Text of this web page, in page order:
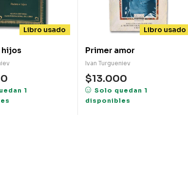
Libro usado
hijos
1
Libro usado
Primer amor
Ivan Turgueniev
$13.000
Solo quedan 1
disponibles